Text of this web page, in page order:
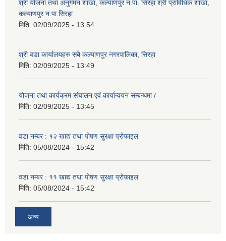
श्री योजना तथा अनुगमन शाखा, कल्याणपुर न.पा. सिरहा श्री प्राविधिक शाखा,
कल्याणपुर न.पा.सिरहा
मिति: 02/09/2025 - 13:54
श्री वडा कार्यालयहरु सबै कल्याणपुर नगरपालिका, सिरहा
मिति: 02/09/2025 - 13:49
योजना तथा कार्यक्रम संचालन एवं कार्यान्वयन सम्बन्धमा /
मिति: 02/09/2025 - 13:45
वडा नम्बर : १२ खाद्य तथा पोषण सुरक्षा प्रोफाइल
मिति: 05/08/2024 - 15:42
वडा नम्बर : ११ खाद्य तथा पोषण सुरक्षा प्रोफाइल
मिति: 05/08/2024 - 15:42
अन्य